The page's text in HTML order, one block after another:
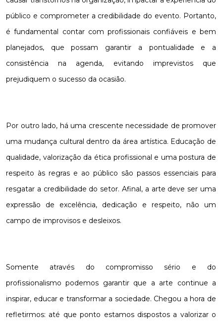
público e comprometer a credibilidade do evento. Portanto,
é fundamental contar com profissionais confiáveis e bem
planejados, que possam garantir a pontualidade e a
consistência na agenda, evitando imprevistos que
prejudiquem o sucesso da ocasião.
Por outro lado, há uma crescente necessidade de promover
uma mudança cultural dentro da área artística. Educação de
qualidade, valorização da ética profissional e uma postura de
respeito às regras e ao público são passos essenciais para
resgatar a credibilidade do setor. Afinal, a arte deve ser uma
expressão de excelência, dedicação e respeito, não um
campo de improvisos e desleixos.
Somente através do compromisso sério e do
profissionalismo podemos garantir que a arte continue a
inspirar, educar e transformar a sociedade. Chegou a hora de
refletirmos: até que ponto estamos dispostos a valorizar o